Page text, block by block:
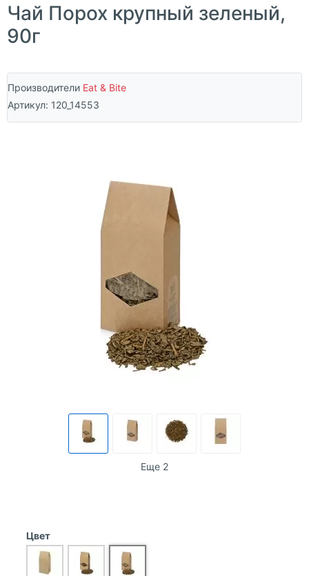
Чай Порох крупный зеленый,
90г
Производители Eat & Bite
Артикул: 120_14553
Еще 2
Цвет